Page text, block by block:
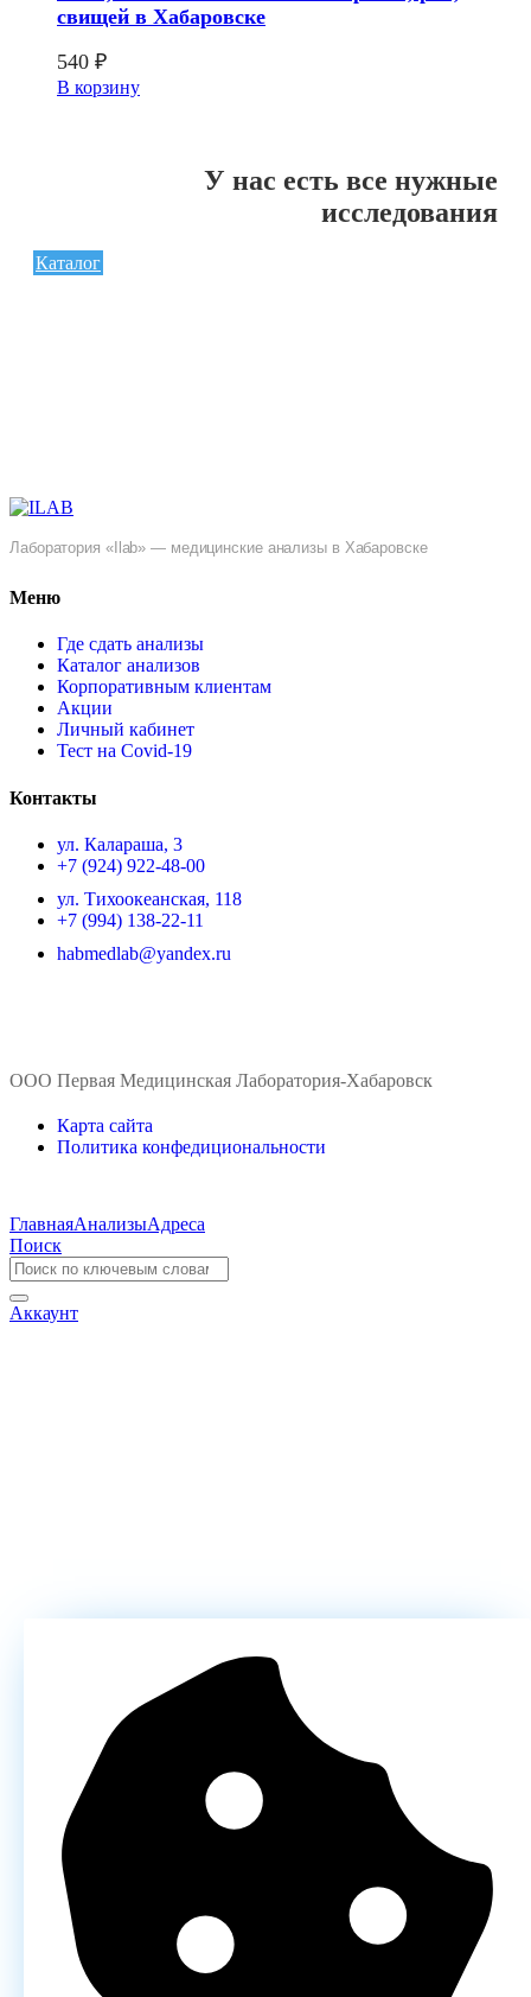
свищей в Хабаровске
540 ₽
В корзину
У нас есть все нужные
исследования
Каталог
Лаборатория «Ilab» — медицинские анализы в Хабаровске
Меню
Где сдать анализы
Каталог анализов
Корпоративным клиентам
Акции
Личный кабинет
Тест на Covid-19
Контакты
ул. ​Калараша, 3
+7 (924) 922-48-00
ул. ​Тихоокеанская, 118
+7 (994) 138-22-11
habmedlab@yandex.ru
ООО Первая Медицинская Лаборатория-Хабаровск
Карта сайта
Политика конфедициональности
ГлавнаяАнализыАдреса
Поиск
Аккаунт